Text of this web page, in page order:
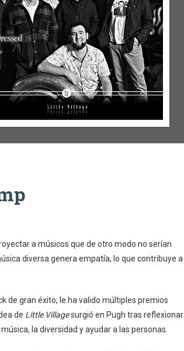
a músicos que de otro modo no serían
diversa genera empatía, lo que contribuye a
de gran éxito, le ha valido múltiples premios
de Little Villagesurgió en Pugh tras reflexionar
la diversidad y ayudar a las personas.